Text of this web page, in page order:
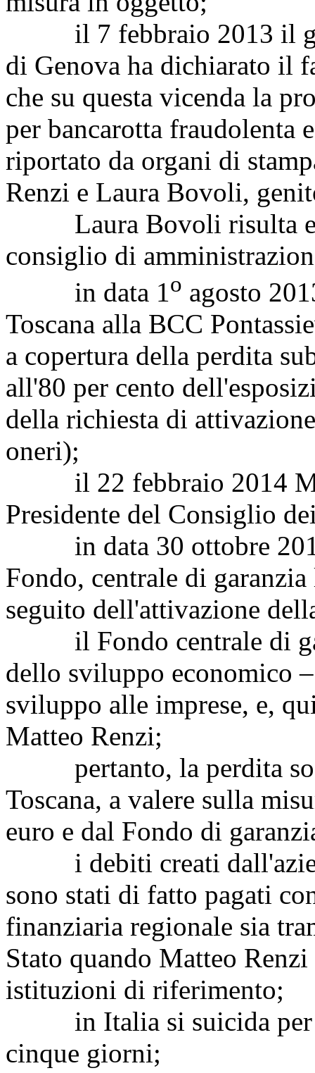
il 7 febbraio 2013 il
di Genova ha dichiarato il
che su questa vicenda la
per bancarotta fraudolenta
riportato da organi di
Renzi e Laura Bovoli,
Laura Bovoli risulta
consiglio di
in data 1o agosto
Toscana alla BCC
a copertura della perdita
all'80 per cento
della richiesta di
oneri);
il 22 febbraio 2014
Presidente del Consiglio
in data 30 ottobre
Fondo, centrale di
seguito dell'attivazione
il Fondo centrale di
dello sviluppo economico
sviluppo alle imprese, e,
Matteo Renzi;
pertanto, la perdita
Toscana, a valere sulla
euro e dal Fondo di
i debiti creati
sono stati di fatto pagati
finanziaria regionale sia
Stato quando Matteo
istituzioni di riferimento;
in Italia si suicida per
cinque giorni;